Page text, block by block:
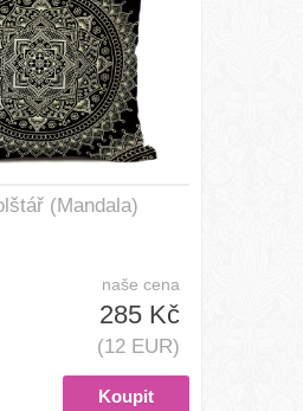
(Mandala)
naše cena
285 Kč
(12 EUR)